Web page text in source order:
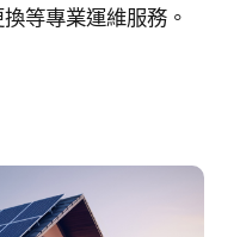
等專業運維服務。